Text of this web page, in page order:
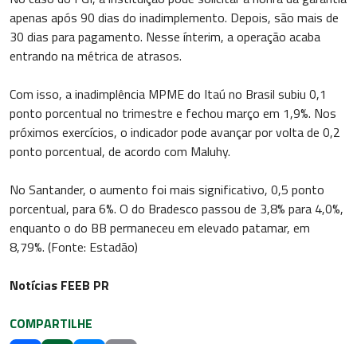
apenas após 90 dias do inadimplemento. Depois, são mais de
30 dias para pagamento. Nesse ínterim, a operação acaba
entrando na métrica de atrasos.
Com isso, a inadimplência MPME do Itaú no Brasil subiu 0,1
ponto porcentual no trimestre e fechou março em 1,9%. Nos
próximos exercícios, o indicador pode avançar por volta de 0,2
ponto porcentual, de acordo com Maluhy.
No Santander, o aumento foi mais significativo, 0,5 ponto
porcentual, para 6%. O do Bradesco passou de 3,8% para 4,0%,
enquanto o do BB permaneceu em elevado patamar, em
8,79%. (Fonte: Estadão)
Notícias FEEB PR
COMPARTILHE